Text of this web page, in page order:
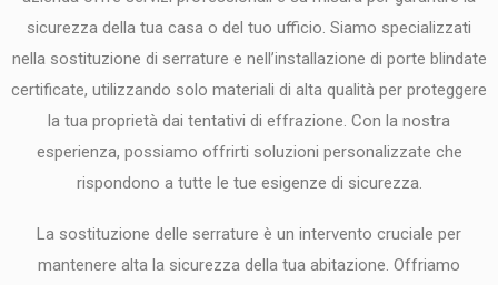
sicurezza della tua casa o del tuo ufficio. Siamo specializzati
nella sostituzione di serrature e nell’installazione di porte blindate
certificate, utilizzando solo materiali di alta qualità per proteggere
la tua proprietà dai tentativi di effrazione. Con la nostra
esperienza, possiamo offrirti soluzioni personalizzate che
rispondono a tutte le tue esigenze di sicurezza.
La sostituzione delle serrature è un intervento cruciale per
mantenere alta la sicurezza della tua abitazione. Offriamo